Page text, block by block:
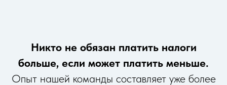
Никто не обязан платить налоги
больше, если может платить меньше.
Опыт нашей команды составляет уже более